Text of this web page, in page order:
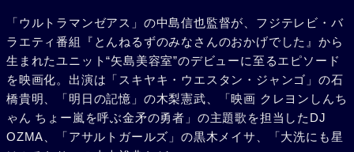
「ウルトラマンゼアス」の中島信也監督が、フジテレビ・バ
ラエティ番組『とんねるずのみなさんのおかげでした』から
生まれたユニット“矢島美容室”のデビューに至るエピソード
を映画化。出演は「スキヤキ・ウエスタン・ジャンゴ」の石
橋貴明、「明日の記憶」の木梨憲武、「映画 クレヨンしんち
ゃん ちょー嵐を呼ぶ金矛の勇者」の主題歌を担当したDJ
OZMA、「アサルトガールズ」の黒木メイサ、「大洗にも星